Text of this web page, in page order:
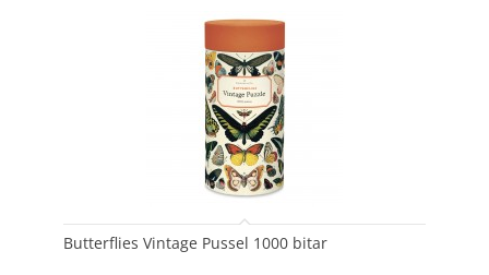
Butterflies Vintage Pussel 1000 bitar